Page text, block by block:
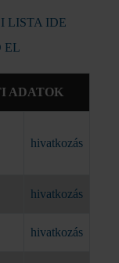
LISTA IDE
EL
ADATOK
hivatkozás
hivatkozás
hivatkozás